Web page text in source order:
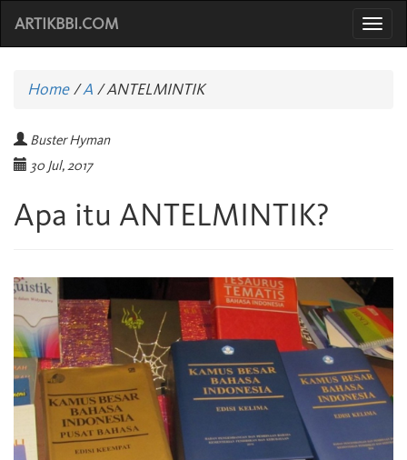
ARTIKBBI.COM
Home/A /ANTELMINTIK
Buster Hyman
30 Jul, 2017
Apa itu ANTELMINTIK?